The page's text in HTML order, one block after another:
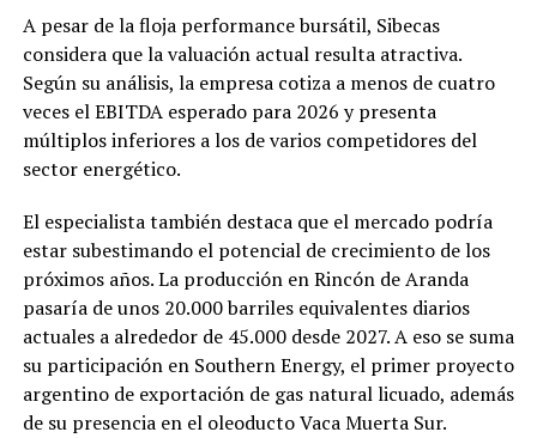
A pesar de la floja performance bursátil, Sibecas
considera que la valuación actual resulta atractiva.
Según su análisis, la empresa cotiza a menos de cuatro
veces el EBITDA esperado para 2026 y presenta
múltiplos inferiores a los de varios competidores del
sector energético.
El especialista también destaca que el mercado podría
estar subestimando el potencial de crecimiento de los
próximos años. La producción en Rincón de Aranda
pasaría de unos 20.000 barriles equivalentes diarios
actuales a alrededor de 45.000 desde 2027. A eso se suma
su participación en Southern Energy, el primer proyecto
argentino de exportación de gas natural licuado, además
de su presencia en el oleoducto Vaca Muerta Sur.